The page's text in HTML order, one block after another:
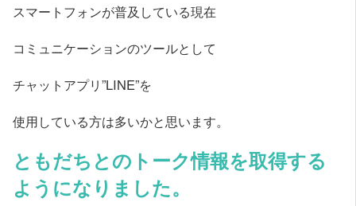
スマートフォンが普及している現在
コミュニケーションのツールとして
チャットアプリ”LINE”を
使用している方は多いかと思います。
ともだちとのトーク情報を取得する
ようになりました。